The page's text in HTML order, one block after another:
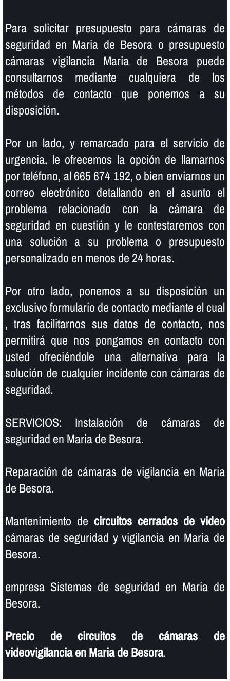
Para solicitar presupuesto para cámaras de
seguridad en Maria de Besora o presupuesto
cámaras vigilancia Maria de Besora puede
consultarnos mediante cualquiera de los
métodos de contacto que ponemos a su
disposición.
Por un lado, y remarcado para el servicio de
urgencia, le ofrecemos la opción de llamarnos
por teléfono, al 665 674 192, o bien enviarnos un
correo electrónico detallando en el asunto el
problema relacionado con la cámara de
seguridad en cuestión y le contestaremos con
una solución a su problema o presupuesto
personalizado en menos de 24 horas.
Por otro lado, ponemos a su disposición un
exclusivo formulario de contacto mediante el cual
, tras facilitarnos sus datos de contacto, nos
permitirá que nos pongamos en contacto con
usted ofreciéndole una alternativa para la
solución de cualquier incidente con cámaras de
seguridad.
SERVICIOS: Instalación de cámaras de
seguridad en Maria de Besora.
Reparación de cámaras de vigilancia en Maria
de Besora.
Mantenimiento de circuitos cerrados de video
cámaras de seguridad y vigilancia en Maria de
Besora.
empresa Sistemas de seguridad en Maria de
Besora.
Precio de circuitos de cámaras de
videovigilancia en Maria de Besora.